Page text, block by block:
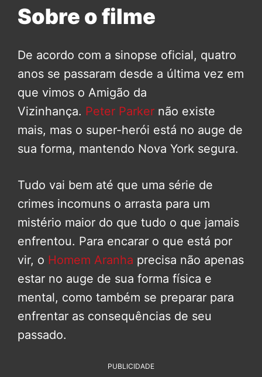
Sobre o filme
De acordo com a sinopse oficial, quatro
anos se passaram desde a última vez em
que vimos o Amigão da
Vizinhança. Peter Parker não existe
mais, mas o super-herói está no auge de
sua forma, mantendo Nova York segura.
Tudo vai bem até que uma série de
crimes incomuns o arrasta para um
mistério maior do que tudo o que jamais
enfrentou. Para encarar o que está por
vir, o Homem Aranha precisa não apenas
estar no auge de sua forma física e
mental, como também se preparar para
enfrentar as consequências de seu
passado.
PUBLICIDADE